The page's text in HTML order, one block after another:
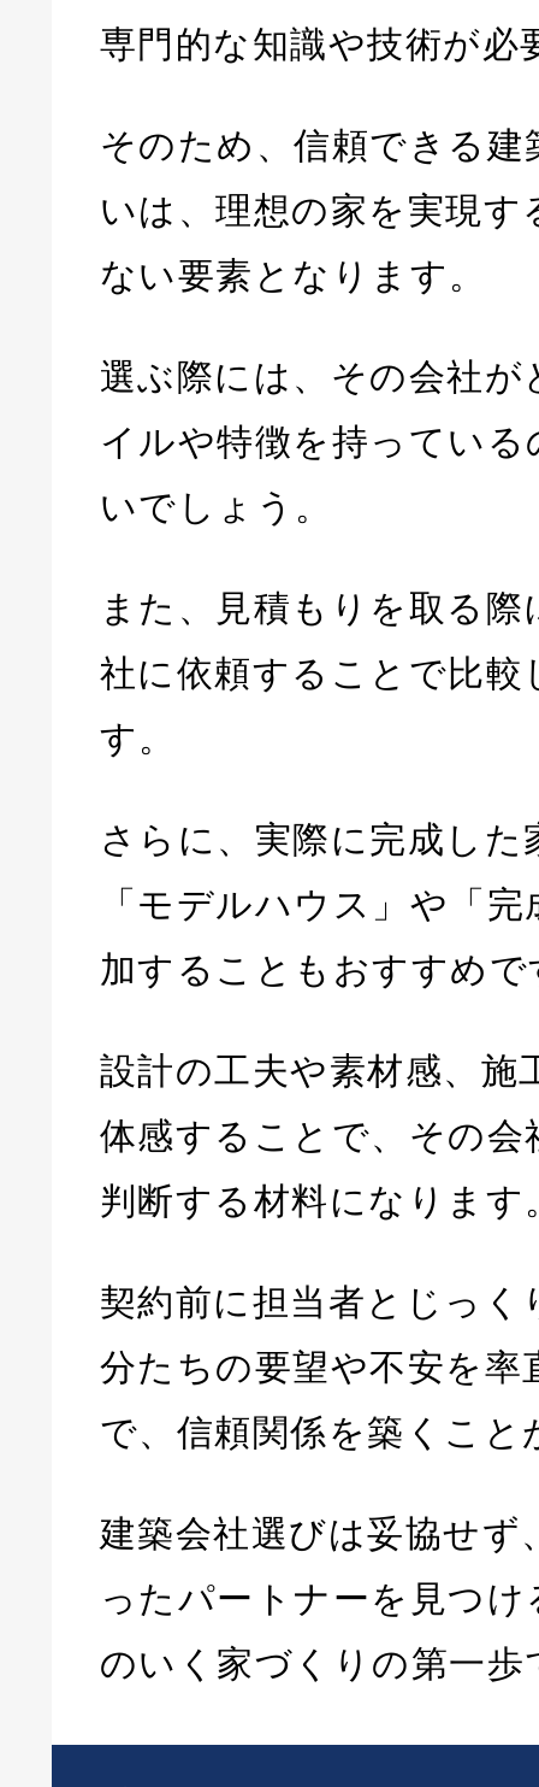
専門的な知識や技術が必
そのため、信頼できる建
いは、理想の家を実現す
ない要素となります。
選ぶ際には、その会社
イルや特徴を持ってい
いでしょう。
また、見積もりを取る
社に依頼することで比
す。
さらに、実際に完成し
「モデルハウス」や「
加することもおすすめで
設計の工夫や素材感、施
体感することで、その会
判断する材料になります
契約前に担当者とじっく
分たちの要望や不安を率
で、信頼関係を築くこと
建築会社選びは妥協せず
ったパートナーを見つ
のいく家づくりの第一歩